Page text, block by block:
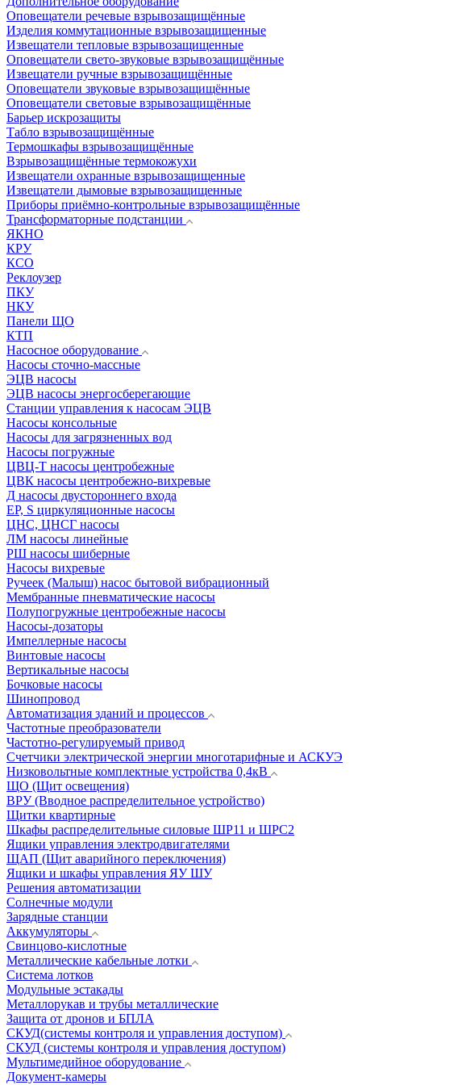
Оповещатели речевые взрывозащищённые
Изделия коммутационные взрывозащищенные
Извещатели тепловые взрывозащищенные
Оповещатели свето-звуковые взрывозащищённые
Извещатели ручные взрывозащищённые
Оповещатели звуковые взрывозащищённые
Оповещатели световые взрывозащищённые
Барьер искрозащиты
Табло взрывозащищённые
Термошкафы взрывозащищённые
Взрывозащищённые термокожухи
Извещатели охранные взрывозащищенные
Извещатели дымовые взрывозащищенные
Приборы приёмно-контрольные взрывозащищённые
Трансформаторные подстанции
ЯКНО
КРУ
КСО
Реклоузер
ПКУ
НКУ
Панели ЩО
КТП
Насосное оборудование
Насосы сточно-массные
ЭЦВ насосы
ЭЦВ насосы энергосберегающие
Станции управления к насосам ЭЦВ
Насосы консольные
Насосы для загрязненных вод
Насосы погружные
ЦВЦ-Т насосы центробежные
ЦВК насосы центробежно-вихревые
Д насосы двустороннего входа
EP, S циркуляционные насосы
ЦНС, ЦНСГ насосы
ЛМ насосы линейные
РШ насосы шиберные
Насосы вихревые
Ручеек (Малыш) насос бытовой вибрационный
Мембранные пневматические насосы
Полупогружные центробежные насосы
Насосы-дозаторы
Импеллерные насосы
Винтовые насосы
Вертикальные насосы
Бочковые насосы
Шинопровод
Автоматизация зданий и процессов
Частотные преобразователи
Частотно-регулируемый привод
Счетчики электрической энергии многотарифные и АСКУЭ
Низковольтные комплектные устройства 0,4кВ
ЩО (Щит освещения)
ВРУ (Вводное распределительное устройство)
Щитки квартирные
Шкафы распределительные силовые ШР11 и ШРС2
Ящики управления электродвигателями
ЩАП (Щит аварийного переключения)
Ящики и шкафы управления ЯУ ШУ
Решения автоматизации
Солнечные модули
Зарядные станции
Аккумуляторы
Свинцово-кислотные
Металлические кабельные лотки
Система лотков
Модульные эстакады
Металлорукав и трубы металлические
Защита от дронов и БПЛА
СКУД(системы контроля и управления доступом)
СКУД (системы контроля и управления доступом)
Мультимедийное оборудование
Документ-камеры